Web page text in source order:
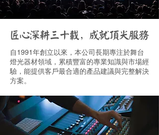
匠心深耕三十載，成就頂尖服務
自1991年創立以來，本公司長期專注於舞台
燈光器材領域，累積豐富的專業知識與市場經
驗，能提供客戶最合適的產品建議與完整解決
方案。